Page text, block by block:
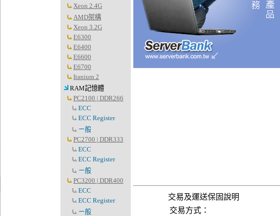
Xeon 2.4G
AMD架構
Xeon 3.2G
E6300
E6400
E6600
E6700
Itanium 2
RAM記憶體
PC2100 | DDR266
ECC
ECC Register
ㄧ般
PC2700 | DDR333
ECC
ECC Register
ㄧ般
PC3200 | DDR400
ECC
ECC Register
ㄧ般
交易及運送保固說明
交易方式：